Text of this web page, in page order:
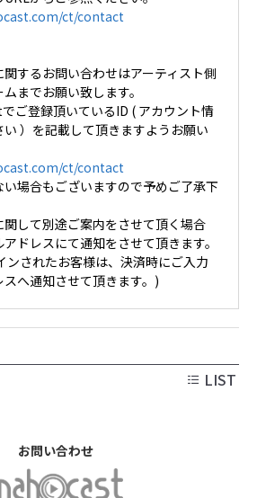
ct/contact
するお問い合わせはアーティスト側
までお願い致します。
ご登録頂いているID ( アカウント情
）を記載して頂きますようお願い
ct/contact
場合もございますので予めご了承下
して別途ご案内をさせて頂く場合
ドレスにて通知をさせて頂きます。
ンされたお客様は、決済時にご入力
へ通知させて頂きます。)
LIST
お問い合わせ